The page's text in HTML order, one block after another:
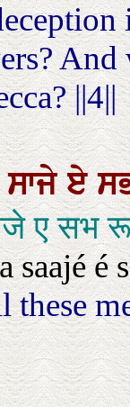
||4||
ਸਾਜੇਏ
ए सभ
saajé é
these